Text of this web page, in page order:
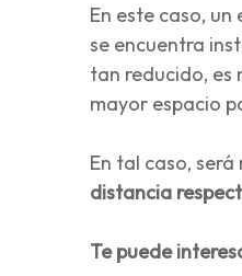
En este caso,
se encuentra
tan reducido, es
mayor espacio
En tal caso,
distancia
Te puede